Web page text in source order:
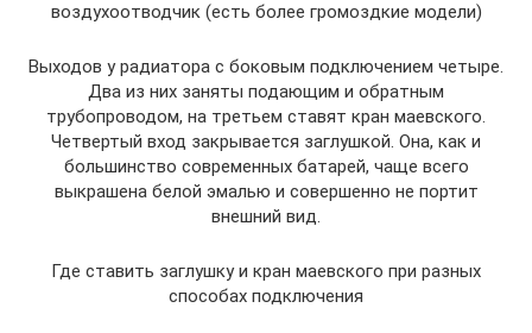
воздухоотводчик (есть более громоздкие модели)
Выходов у радиатора с боковым подключением четыре.
Два из них заняты подающим и обратным
трубопроводом, на третьем ставят кран маевского.
Четвертый вход закрывается заглушкой. Она, как и
большинство современных батарей, чаще всего
выкрашена белой эмалью и совершенно не портит
внешний вид.
Где ставить заглушку и кран маевского при разных
способах подключения